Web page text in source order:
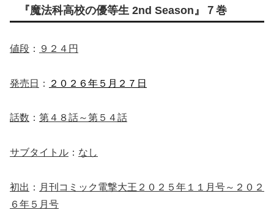
『魔法科高校の優等生 2nd Season』７巻
値段 ： ９２４円
発売日 ： ２０２６年５月２７日
話数 ： 第４８話～第５４話
サブタイトル ： なし
初出 ： 月刊コミック電撃大王２０２５年１１月号～２０２
６年５月号